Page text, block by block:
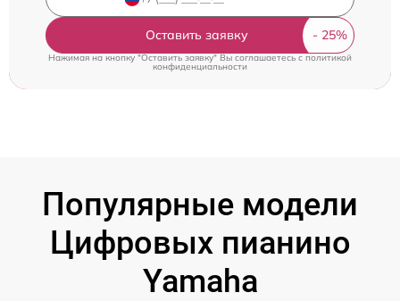
Оставить заявку
Нажимая на кнопку "Оставить заявку" Вы соглашаетесь cполитикой
конфиденциальности
Популярные модели
Цифровых пианино
Yamaha